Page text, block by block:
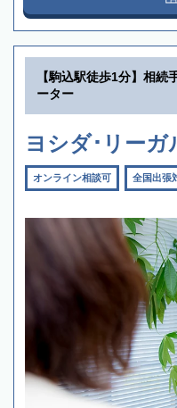
【駒込駅徒歩1分】相
ーター
ヨシダ･リーガ
オンライン相談可 全国出張